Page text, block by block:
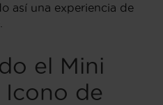
así una experiencia de
el Mini
Icono de